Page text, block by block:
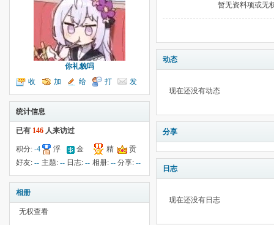
你礼貌吗
收
听TA
加
为好友
给
我留言
打
个招呼
发
送消息
统计信息
已有 146 人来访过
积分: -4
浮
云:
金
钱:2
精
华:--
贡
献:--
好友: -- 主题: -- 日志:-- 相册: -- 分享:--
相册
无权查看
暂无资料项或无
动态
现在还没有动态
分享
日志
现在还没有日志